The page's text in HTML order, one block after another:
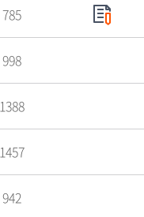
785
998
1388
1457
942